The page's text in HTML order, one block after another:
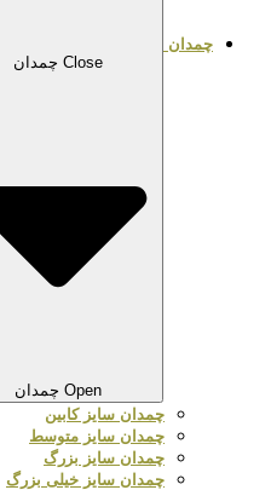
چمدان
Close چمدان
Open چمدان
چمدان سایز کابین
چمدان سایز متوسط
چمدان سایز بزرگ
چمدان سایز خیلی بزرگ